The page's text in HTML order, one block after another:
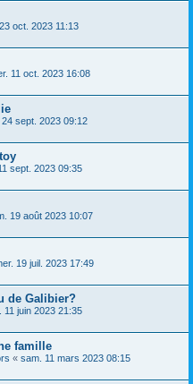
oct. 2023 11:13
11 oct. 2023 16:08
24 sept. 2023 09:12
sept. 2023 09:35
19 août 2023 10:07
19 juil. 2023 17:49
de Galibier?
11 juin 2023 21:35
famille
« sam. 11 mars 2023 08:15